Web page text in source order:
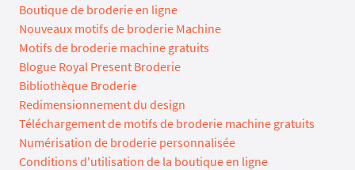
Boutique de broderie en ligne
Nouveaux motifs de broderie Machine
Motifs de broderie machine gratuits
Blogue Royal Present Broderie
Bibliothèque Broderie
Redimensionnement du design
Téléchargement de motifs de broderie machine gratuits
Numérisation de broderie personnalisée
Conditions d'utilisation de la boutique en ligne